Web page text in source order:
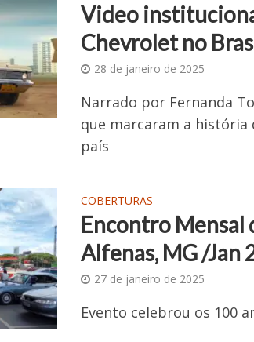
Video
Chevrolet no
28 de janeiro de 2025
Narrado por Fernanda
que marcaram a história
país
COBERTURAS
Encontro Mensal
Alfenas, MG /Jan
27 de janeiro de 2025
Evento celebrou os 100